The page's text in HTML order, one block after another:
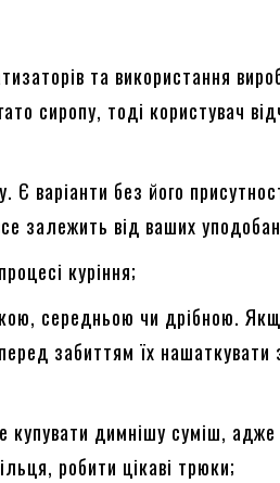
та використання
сиропу, тоді користувач
Є варіанти без його
залежить від ваших
куріння;
середньою чи дрібною.
забиттям їх нашаткувати
купувати димнішу суміш,
робити цікаві трюки;